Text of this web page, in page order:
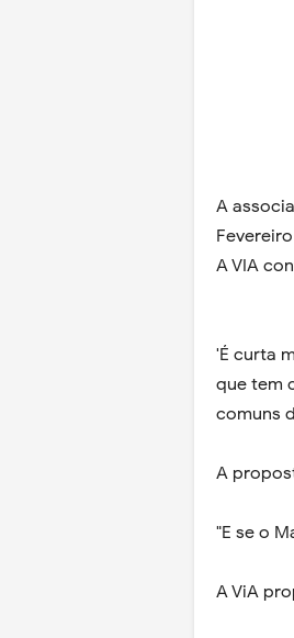
A
A VIA
'É curta
que tem
comuns
A
"E se o
A ViA